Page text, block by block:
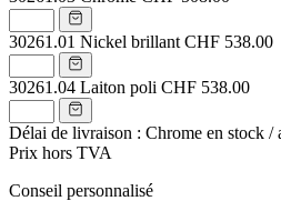
30261.01 Nickel brillant CHF 538.00
30261.04 Laiton poli CHF 538.00
Délai de livraison : Chrome en stock /
Prix hors TVA
Conseil personnalisé